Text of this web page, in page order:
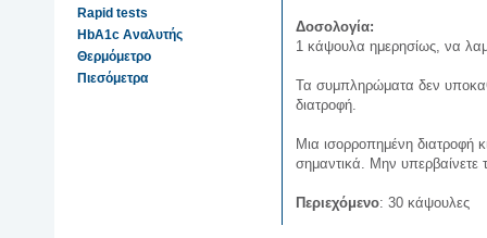
Rapid tests
HbA1c Αναλυτής
Θερμόμετρο
Πιεσόμετρα
Δοσολογία:
1 κάψουλα ημερησίως, να
Τα συμπληρώματα δεν
διατροφή.
Μια ισορροπημένη διατροφή
σημαντικά. Μην υπερβαίνετε
Περιεχόμενο: 30 κάψουλες